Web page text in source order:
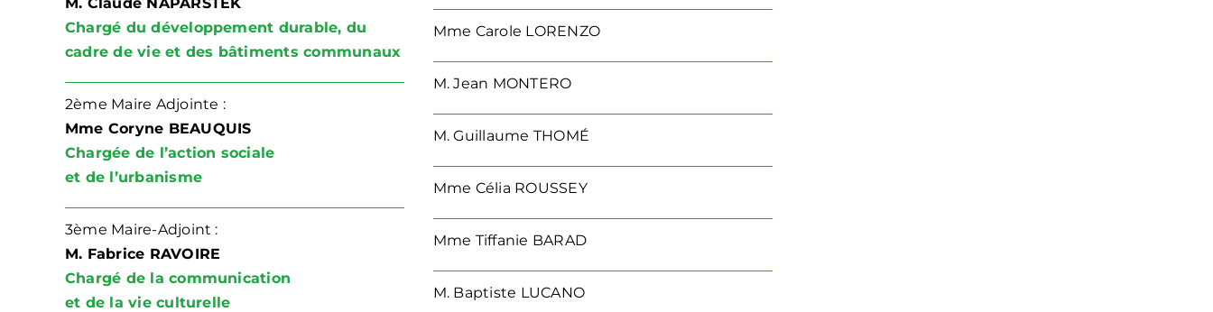
Chargé du développement durable, du
cadre de vie et des bâtiments communaux
2ème Maire Adjointe :
Mme Coryne BEAUQUIS
Chargée de l’action sociale
et de l’urbanisme
3ème Maire-Adjoint :
M. Fabrice RAVOIRE
Chargé de la communication
et de la vie culturelle
Mme Carole LORENZO
M.Jean MONTERO
M.Guillaume THOMÉ
Mme Célia ROUSSEY
Mme Tiffanie BARAD
M. Baptiste LUCANO